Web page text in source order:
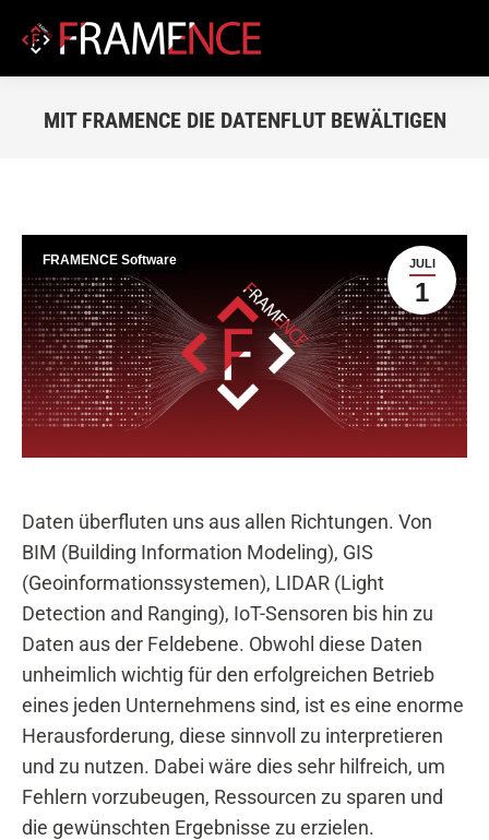
MIT FRAMENCE DIE DATENFLUT BEWÄLTIGEN
JULI
1
FRAMENCE Software
Daten überfluten uns aus allen Richtungen. Von
BIM (Building Information Modeling), GIS
(Geoinformationssystemen), LIDAR (Light
Detection and Ranging), IoT-Sensoren bis hin zu
Daten aus der Feldebene. Obwohl diese Daten
unheimlich wichtig für den erfolgreichen Betrieb
eines jeden Unternehmens sind, ist es eine enorme
Herausforderung, diese sinnvoll zu interpretieren
und zu nutzen. Dabei wäre dies sehr hilfreich, um
Fehlern vorzubeugen, Ressourcen zu sparen und
die gewünschten Ergebnisse zu erzielen.